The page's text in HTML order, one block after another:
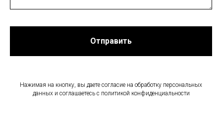
Отправить
Нажимая на кнопку, вы даете согласие на обработку персональных
данных и соглашаетесь c политикой конфиденциальности